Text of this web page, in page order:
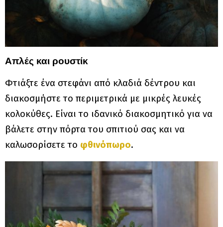
Απλές και ρουστίκ
Φτιάξτε ένα στεφάνι από κλαδιά δέντρου και
διακοσμήστε το περιμετρικά με μικρές λευκές
κολοκύθες. Είναι το ιδανικό διακοσμητικό για να
βάλετε στην πόρτα του σπιτιού σας και να
καλωσορίσετε το φθινόπωρο.